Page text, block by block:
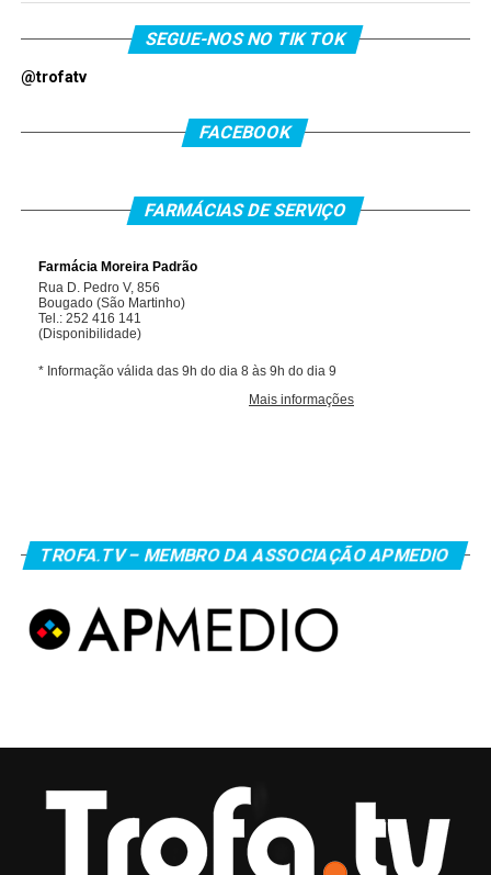
SEGUE-NOS NO TIK TOK
@trofatv
FACEBOOK
FARMÁCIAS DE SERVIÇO
TROFA.TV – MEMBRO DA ASSOCIAÇÃO APMEDIO